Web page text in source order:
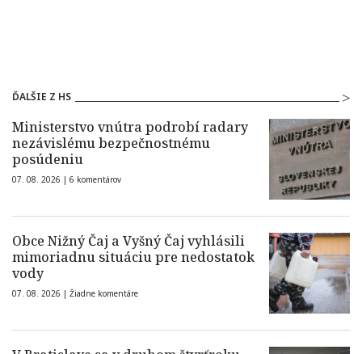
ĎALŠIE Z HS
Ministerstvo vnútra podrobí radary
nezávislému bezpečnostnému
posúdeniu
07. 08. 2026 | 6 komentárov
Obce Nižný Čaj a Vyšný Čaj vyhlásili
mimoriadnu situáciu pre nedostatok
vody
07. 08. 2026 | Žiadne komentáre